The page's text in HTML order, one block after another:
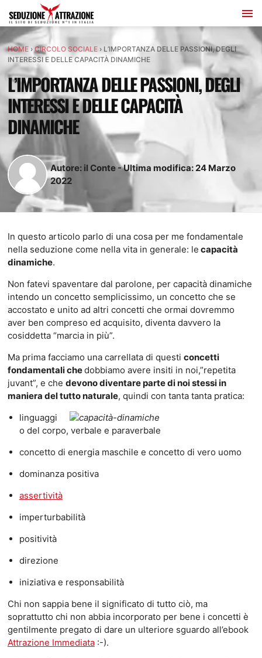
HOME› CIRCOLO SOCIALE› L’IMPORTANZA DELLE PASSIONI, DEGLI
INTERESSI E DELLE CAPACITÀ DINAMICHE
L’IMPORTANZA DELLE PASSIONI, DEGLI
INTERESSI E DELLE CAPACITÀ
DINAMICHE
Autore: il Conte-Ultima modifica:24 Marzo
2022
In questo articolo parlo di una cosa per me fondamentale
nella seduzione come nella vita in generale: le capacità
dinamiche.
Non fatevi spaventare dal parolone, per capacità dinamiche
intendo un concetto semplicissimo, un concetto che se
accostato e unito ad altri concetti che ormai dovremmo
aver ben compreso ed acquisito, diventa davvero la
cosiddetta “marcia in più”.
Ma prima facciamo una carrellata di questi concetti
fondamentali chedobbiamo avere insiti in noi,”repetita
juvant”, e che devono diventare parte di noi stessi in
maniera del tutto naturale, quindi con tanta tanta pratica:
linguaggi
o del corpo, verbale e paraverbale
concetto di energia maschile e concetto di vero uomo
dominanza positiva
assertività
imperturbabilità
positività
direzione
iniziativa e responsabilità
Chi non sappia bene il significato di tutto ciò, ma
soprattutto chi non abbia incorporato per bene i concetti è
gentilmente pregato di dare un ulteriore sguardo all’ebook
Attrazione Immediata:-).